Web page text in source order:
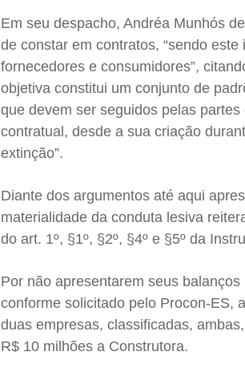
Em seu despacho, Andréa Munhós
de constar em contratos, “sendo
fornecedores e consumidores”,
objetiva constitui um conjunto de
que devem ser seguidos pelas
contratual, desde a sua criação
extinção”.
Diante dos argumentos até aqui
materialidade da conduta lesiva
do art. 1º, §1º, §2º, §4º e §5º da
Por não apresentarem seus
conforme solicitado pelo Procon-ES,
duas empresas, classificadas,
R$ 10 milhões a Construtora.